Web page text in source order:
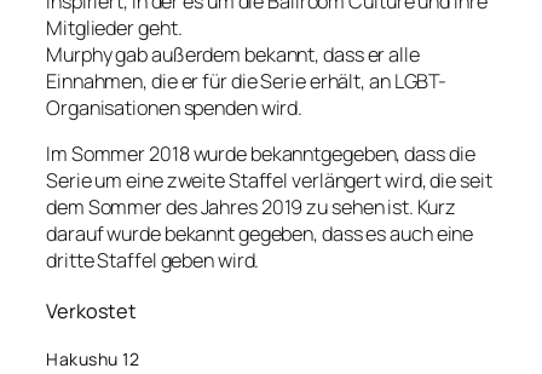
Mitglieder geht.
Murphy gab außerdem bekannt, dass er alle
Einnahmen, die er für die Serie erhält, an LGBT-
Organisationen spenden wird.
Im Sommer 2018 wurde bekanntgegeben, dass die
Serie um eine zweite Staffel verlängert wird, die seit
dem Sommer des Jahres 2019 zu sehen ist. Kurz
darauf wurde bekannt gegeben, dass es auch eine
dritte Staffel geben wird.
Verkostet
Hakushu 12